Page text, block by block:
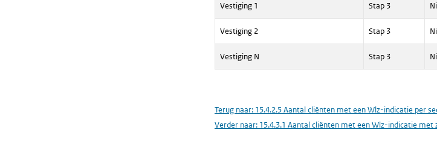
Vestiging 1 Stap 3
Vestiging 2 Stap 3
Vestiging N Stap 3
Terug naar: 15.4.2.5 Aantal cliënten met een Wlz-indicatie per
Verder naar: 15.4.3.1 Aantal cliënten met een Wlz-indicatie